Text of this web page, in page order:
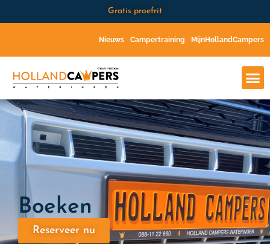
Gratis proefrit
Nieuws Campertraining MijnHollandCampers
Boeken
Reserveer nu